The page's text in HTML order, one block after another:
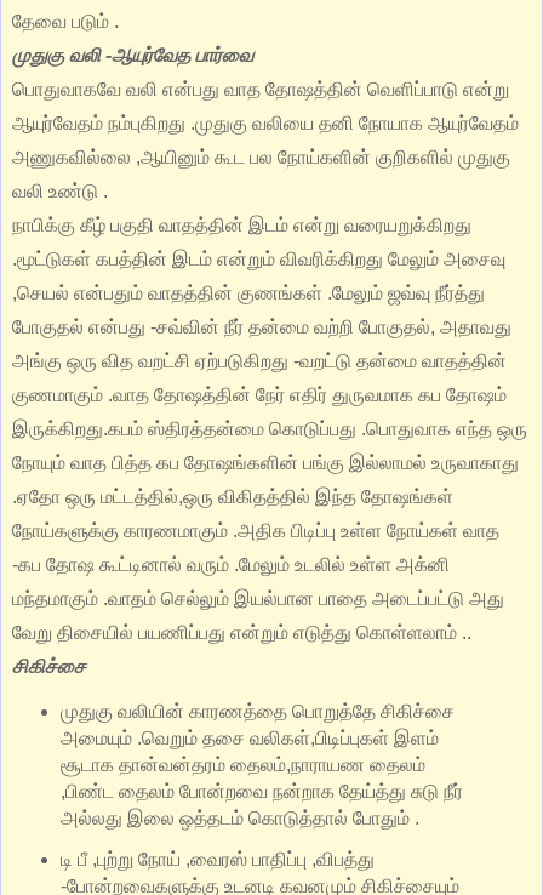
தேவை படும் .
முதுகு வலி -ஆயுர்வேத பார்வை
பொதுவாகவே வலி என்பது வாத தோஷத்தின் வெளிப்பாடு என்று
ஆயுர்வேதம் நம்புகிறது .முதுகு வலியை தனி நோயாக ஆயுர்வேதம்
அணுகவில்லை ,ஆயினும் கூட பல நோய்களின் குறிகளில் முதுகு
வலி உண்டு .
நாபிக்கு கீழ் பகுதி வாதத்தின் இடம் என்று வரையறுக்கிறது
.மூட்டுகள் கபத்தின் இடம் என்றும் விவரிக்கிறது மேலும் அசைவு
,செயல் என்பதும் வாதத்தின் குணங்கள் .மேலும் ஜவ்வு நீர்த்து
போகுதல் என்பது -சவ்வின் நீர் தன்மை வற்றி போகுதல், அதாவது
அங்கு ஒரு வித வறட்சி ஏற்படுகிறது -வறட்டு தன்மை வாதத்தின்
குணமாகும் .வாத தோஷத்தின் நேர் எதிர் துருவமாக கப தோஷம்
இருக்கிறது.கபம் ஸ்திரத்தன்மை கொடுப்பது .பொதுவாக எந்த ஒரு
நோயும் வாத பித்த கப தோஷங்களின் பங்கு இல்லாமல் உருவாகாது
.ஏதோ ஒரு மட்டத்தில்,ஒரு விகிதத்தில் இந்த தோஷங்கள்
நோய்களுக்கு காரணமாகும் .அதிக பிடிப்பு உள்ள நோய்கள் வாத
-கப தோஷ கூட்டினால் வரும் .மேலும் உடலில் உள்ள அக்னி
மந்தமாகும் .வாதம் செல்லும் இயல்பான பாதை அடைப்பட்டு அது
வேறு திசையில் பயணிப்பது என்றும் எடுத்து கொள்ளலாம் ..
சிகிச்சை
முதுகு வலியின் காரணத்தை பொறுத்தே சிகிச்சை
அமையும் .வெறும் தசை வலிகள்,பிடிப்புகள் இளம்
சூடாக தான்வன்தரம் தைலம்,நாராயண தைலம்
,பிண்ட தைலம் போன்றவை நன்றாக தேய்த்து சுடு நீர்
அல்லது இலை ஒத்தடம் கொடுத்தால் போதும் .
டி பீ ,புற்று நோய் ,வைரஸ் பாதிப்பு ,விபத்து
-போன்றவைகளுக்கு உடனடி கவனமும் சிகிச்சையும்